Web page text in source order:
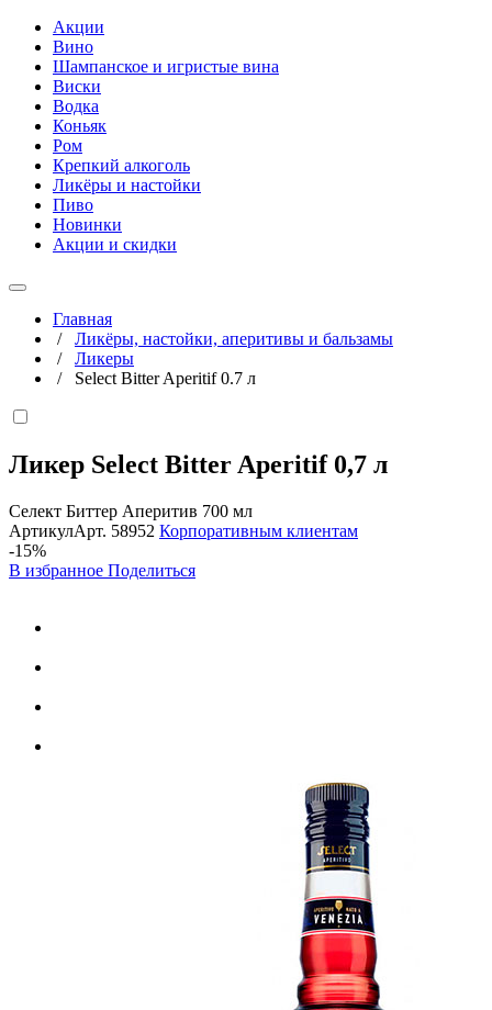
Акции
Вино
Шампанское и игристые вина
Виски
Водка
Коньяк
Ром
Крепкий алкоголь
Ликёры и настойки
Пиво
Новинки
Акции и скидки
Главная
/ Ликёры, настойки, аперитивы и бальзамы
/ Ликеры
/ Select Bitter Aperitif 0.7 л
Ликер Select Bitter Aperitif 0,7 л
Селект Биттер Аперитив 700 мл
АртикулАрт. 58952 Корпоративным клиентам
-15%
В избранное Поделиться